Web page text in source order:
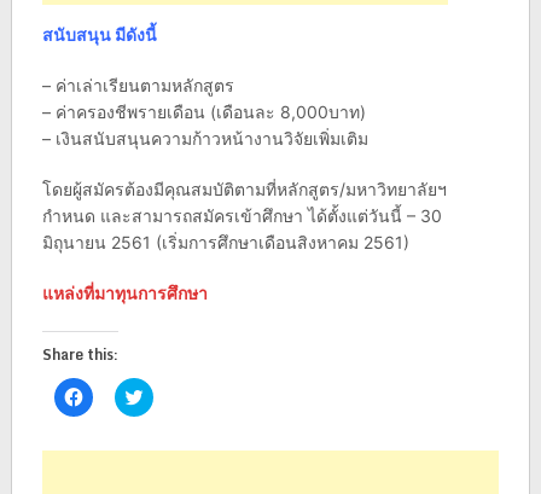
สนับสนุน มีดังนี้
– ค่าเล่าเรียนตามหลักสูตร
– ค่าครองชีพรายเดือน (เดือนละ 8,000บาท)
– เงินสนับสนุนความก้าวหน้างานวิจัยเพิ่มเติม
โดยผู้สมัครต้องมีคุณสมบัติตามที่หลักสูตร/มหาวิทยาลัยฯ
กำหนด และสามารถสมัครเข้าศึกษา ได้ตั้งแต่วันนี้ – 30
มิถุนายน 2561 (เริ่มการศึกษาเดือนสิงหาคม 2561)
แหล่งที่มาทุนการศึกษา
Share this:
Click
to
Facebook
Click
to
Twitter